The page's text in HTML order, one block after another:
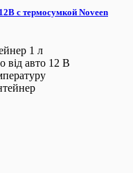
с термосумкой Noveen
1 л
від авто 12 В